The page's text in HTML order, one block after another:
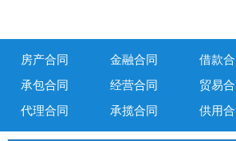
房产合同 金融合同 借款合
承包合同
经营合同 贸易合
代理合同
承揽合同 供用合